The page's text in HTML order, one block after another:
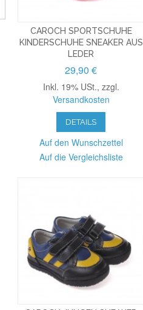
CAROCH SPORTSCHUHE
KINDERSCHUHE SNEAKER AUS
LEDER
29,90 €
Inkl. 19% USt., zzgl.
Versandkosten
DETAILS
Auf den Wunschzettel
Auf die Vergleichsliste